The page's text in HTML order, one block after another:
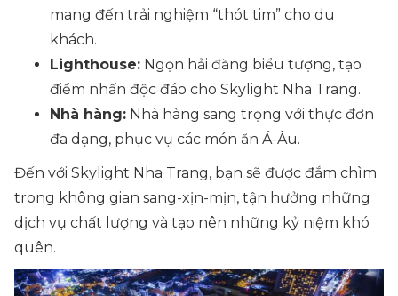
mang đến trải nghiệm “thót tim” cho du
khách.
Lighthouse: Ngọn hải đăng biểu tượng, tạo
điểm nhấn độc đáo cho Skylight Nha Trang.
Nhà hàng: Nhà hàng sang trọng với thực đơn
đa dạng, phục vụ các món ăn Á-Âu.
Đến với Skylight Nha Trang, bạn sẽ được đắm chìm
trong không gian sang-xịn-mịn, tận hưởng những
dịch vụ chất lượng và tạo nên những kỷ niệm khó
quên.